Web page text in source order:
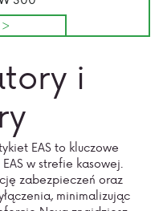
i
EAS to kluczowe
w strefie kasowej.
zabezpieczeń oraz
minimalizując